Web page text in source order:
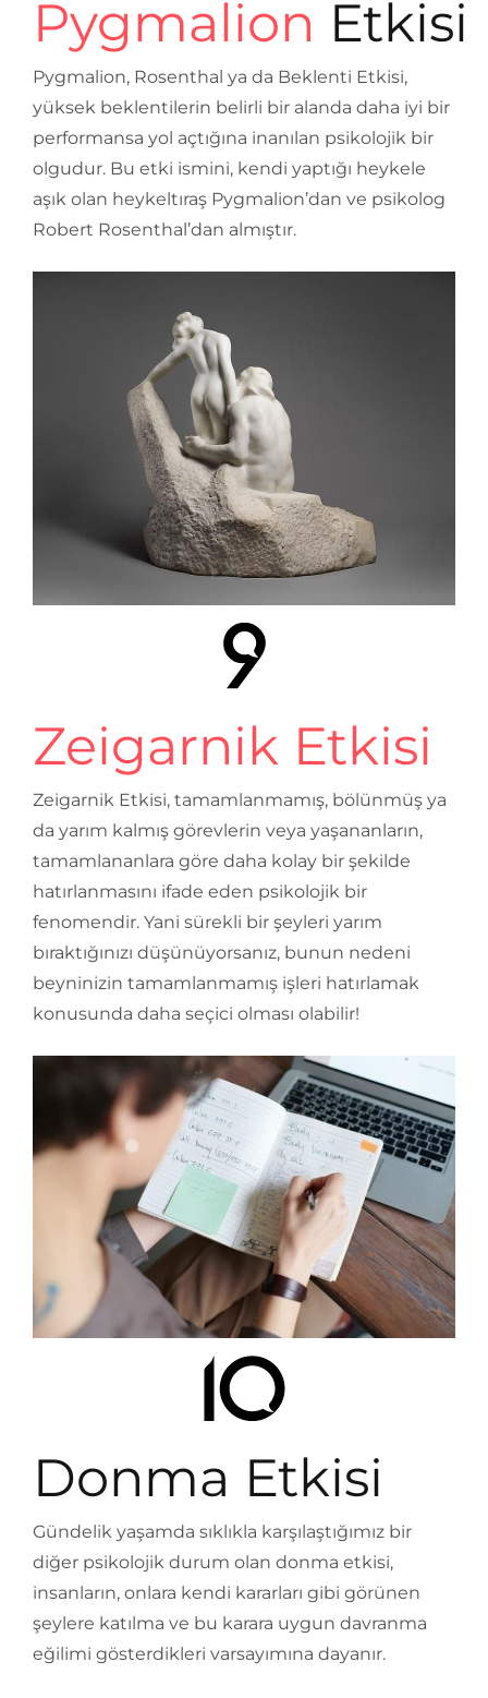
Pygmalion Etkisi
Pygmalion, Rosenthal ya da Beklenti Etkisi,
yüksek beklentilerin belirli bir alanda daha iyi bir
performansa yol açtığına inanılan psikolojik bir
olgudur. Bu etki ismini, kendi yaptığı heykele
aşık olan heykeltıraş Pygmalion’dan ve psikolog
Robert Rosenthal’dan almıştır.
Zeigarnik Etkisi
Zeigarnik Etkisi, tamamlanmamış, bölünmüş ya
da yarım kalmış görevlerin veya yaşananların,
tamamlananlara göre daha kolay bir şekilde
hatırlanmasını ifade eden psikolojik bir
fenomendir. Yani sürekli bir şeyleri yarım
bıraktığınızı düşünüyorsanız, bunun nedeni
beyninizin tamamlanmamış işleri hatırlamak
konusunda daha seçici olması olabilir!
Donma Etkisi
Gündelik yaşamda sıklıkla karşılaştığımız bir
diğer psikolojik durum olan donma etkisi,
insanların, onlara kendi kararları gibi görünen
şeylere katılma ve bu karara uygun davranma
eğilimi gösterdikleri varsayımına dayanır.